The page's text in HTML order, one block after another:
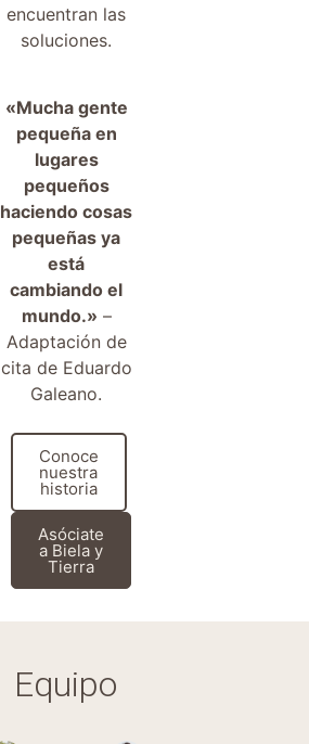
encuentran las
soluciones.
«Mucha gente
pequeña en
lugares
pequeños
haciendo cosas
pequeñas ya
está
cambiando el
mundo.» –
Adaptación de
cita de Eduardo
Galeano.
Conoce
nuestra
historia
Asóciate
a Biela y
Tierra
Equipo